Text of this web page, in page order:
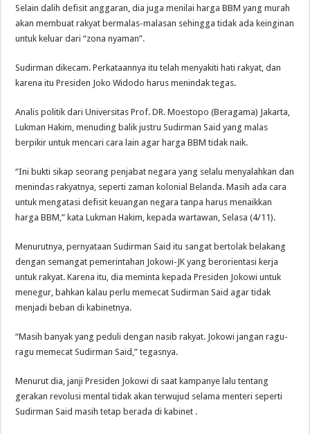
Selain dalih defisit anggaran, dia juga menilai harga BBM yang murah
akan membuat rakyat bermalas-malasan sehingga tidak ada keinginan
untuk keluar dari “zona nyaman”.
Sudirman dikecam. Perkataannya itu telah menyakiti hati rakyat, dan
karena itu Presiden Joko Widodo harus menindak tegas.
Analis politik dari Universitas Prof. DR. Moestopo (Beragama) Jakarta,
Lukman Hakim, menuding balik justru Sudirman Said yang malas
berpikir untuk mencari cara lain agar harga BBM tidak naik.
“Ini bukti sikap seorang penjabat negara yang selalu menyalahkan dan
menindas rakyatnya, seperti zaman kolonial Belanda. Masih ada cara
untuk mengatasi defisit keuangan negara tanpa harus menaikkan
harga BBM,” kata Lukman Hakim, kepada wartawan, Selasa (4/11).
Menurutnya, pernyataan Sudirman Said itu sangat bertolak belakang
dengan semangat pemerintahan Jokowi-JK yang berorientasi kerja
untuk rakyat. Karena itu, dia meminta kepada Presiden Jokowi untuk
menegur, bahkan kalau perlu memecat Sudirman Said agar tidak
menjadi beban di kabinetnya.
“Masih banyak yang peduli dengan nasib rakyat. Jokowi jangan ragu-
ragu memecat Sudirman Said,” tegasnya.
Menurut dia, janji Presiden Jokowi di saat kampanye lalu tentang
gerakan revolusi mental tidak akan terwujud selama menteri seperti
Sudirman Said masih tetap berada di kabinet .